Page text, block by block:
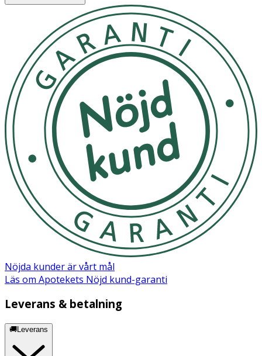
Tistelolja*, kokosolja*, baobabolja*, sheasmör*,
arganolja*, kakaosmör*, havreolja, havtornsextrakt*,
Evitamin (två sorter), solrosolja, rosmarin. Carthamus
tinctoris seed oil*, Cocos nucifera oil*, Adansonia digitata
oil*, Butyspermum parkii butter*, Argania spinosa kernel
oil*, Theobroma cacao seed butter*, Avena sativa kernel
oil*, Hippophae rhamnoides fruit extract*, Tocopheryl
acetate, Tocopherol, Helianthus annuus seed oil,
Rosmarinarus officinalis leaf extract. * Certifierad
ekologisk ingrediens enligt standard EEC 834/2007 och
USDA/FDA.
Nöjda kunder är vårt mål
Läs om Apotekets Nöjd kund-garanti
Leverans & betalning
🚚Leverans